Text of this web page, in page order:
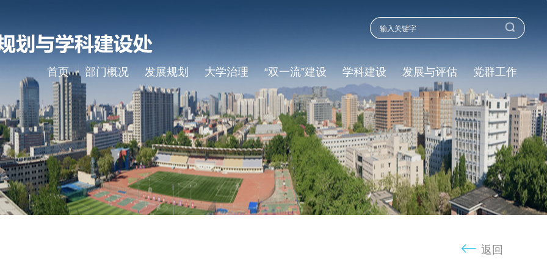
首页 部门概况 发展规划 大学治理 “双一流”建设 学科建设 发展与评估 党群工作
返回